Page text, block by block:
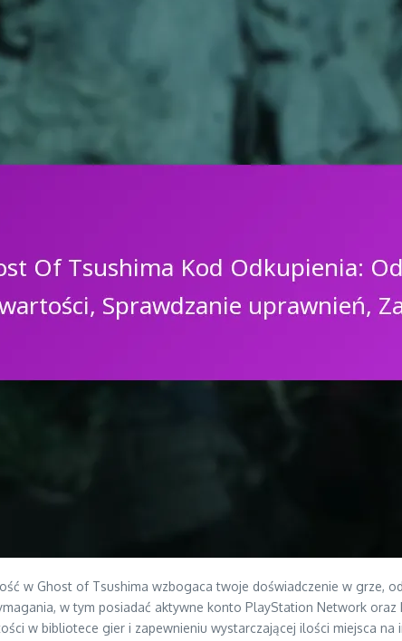
w Ghost of Tsushima wzbogaca twoje doświadczenie w grze,
w tym posiadać aktywne konto PlayStation Network
w bibliotece gier i zapewnieniu wystarczającej ilości miejsca na